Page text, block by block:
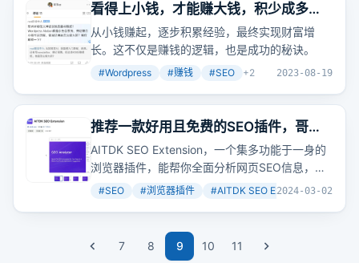
看得上小钱，才能赚大钱，积少成多，
聚沙成塔
从小钱赚起，逐步积累经验，最终实现财富增
长。这不仅是赚钱的逻辑，也是成功的秘诀。
#Wordpress #赚钱 #SEO +2 2023-08-19
推荐一款好用且免费的SEO插件，哥飞
天天都在用
AITDK SEO Extension，一个集多功能于一身的
浏览器插件，能帮你全面分析网页SEO信息，从
标题、描述到图片标签，再到流量概览，一应俱
#SEO #浏览器插件 #AITDK SEO Extension +3
2024-03-02
7 8 9 10 11